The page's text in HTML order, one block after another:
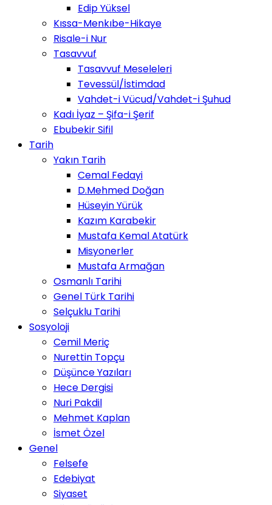
Edip Yüksel
Kıssa-Menkıbe-Hikaye
Risale-i Nur
Tasavvuf
Tasavvuf Meseleleri
Tevessül/İstimdad
Vahdet-i Vücud/Vahdet-i Şuhud
Kadı İyaz – Şifa-i Şerif
Ebubekir Sifil
Tarih
Yakın Tarih
Cemal Fedayi
D.Mehmed Doğan
Hüseyin Yürük
Kazım Karabekir
Mustafa Kemal Atatürk
Misyonerler
Mustafa Armağan
Osmanlı Tarihi
Genel Türk Tarihi
Selçuklu Tarihi
Sosyoloji
Cemil Meriç
Nurettin Topçu
Düşünce Yazıları
Hece Dergisi
Nuri Pakdil
Mehmet Kaplan
İsmet Özel
Genel
Felsefe
Edebiyat
Siyaset